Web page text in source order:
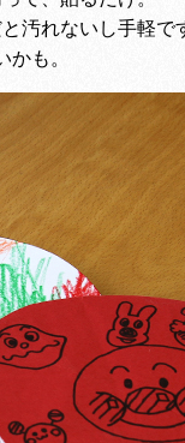
汚れないし手軽で
も。